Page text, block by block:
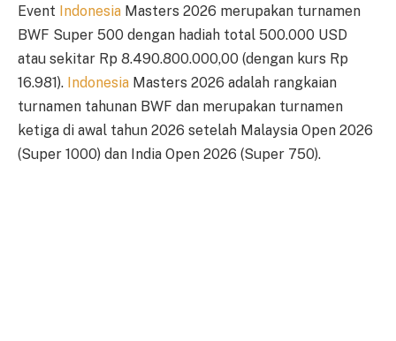
Event Indonesia Masters 2026 merupakan turnamen
BWF Super 500 dengan hadiah total 500.000 USD
atau sekitar Rp 8.490.800.000,00 (dengan kurs Rp
16.981). Indonesia Masters 2026 adalah rangkaian
turnamen tahunan BWF dan merupakan turnamen
ketiga di awal tahun 2026 setelah Malaysia Open 2026
(Super 1000) dan India Open 2026 (Super 750).